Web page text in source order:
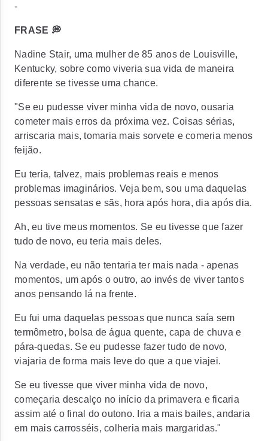
-
FRASE 💭
Nadine Stair, uma mulher de 85 anos de Louisville,
Kentucky, sobre como viveria sua vida de maneira
diferente se tivesse uma chance.
"Se eu pudesse viver minha vida de novo, ousaria
cometer mais erros da próxima vez. Coisas sérias,
arriscaria mais, tomaria mais sorvete e comeria menos
feijão.
Eu teria, talvez, mais problemas reais e menos
problemas imaginários. Veja bem, sou uma daquelas
pessoas sensatas e sãs, hora após hora, dia após dia.
Ah, eu tive meus momentos. Se eu tivesse que fazer
tudo de novo, eu teria mais deles.
Na verdade, eu não tentaria ter mais nada - apenas
momentos, um após o outro, ao invés de viver tantos
anos pensando lá na frente.
Eu fui uma daquelas pessoas que nunca saía sem
termômetro, bolsa de água quente, capa de chuva e
pára-quedas. Se eu pudesse fazer tudo de novo,
viajaria de forma mais leve do que a que viajei.
Se eu tivesse que viver minha vida de novo,
começaria descalço no início da primavera e ficaria
assim até o final do outono. Iria a mais bailes, andaria
em mais carrosséis, colheria mais margaridas."